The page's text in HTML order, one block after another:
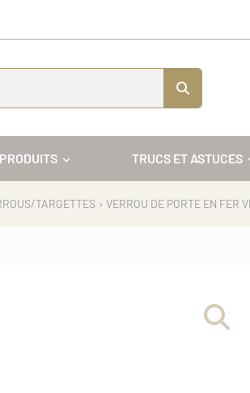
TRUCS ET ASTUCES
TARGETTES › VERROU DE PORTE EN FER